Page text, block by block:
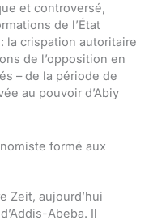
et controversé,
de l’État
la crispation autoritaire
de l’opposition en
– de la période de
au pouvoir d’Abiy
formé aux
Zeit, aujourd’hui
Abeba. Il